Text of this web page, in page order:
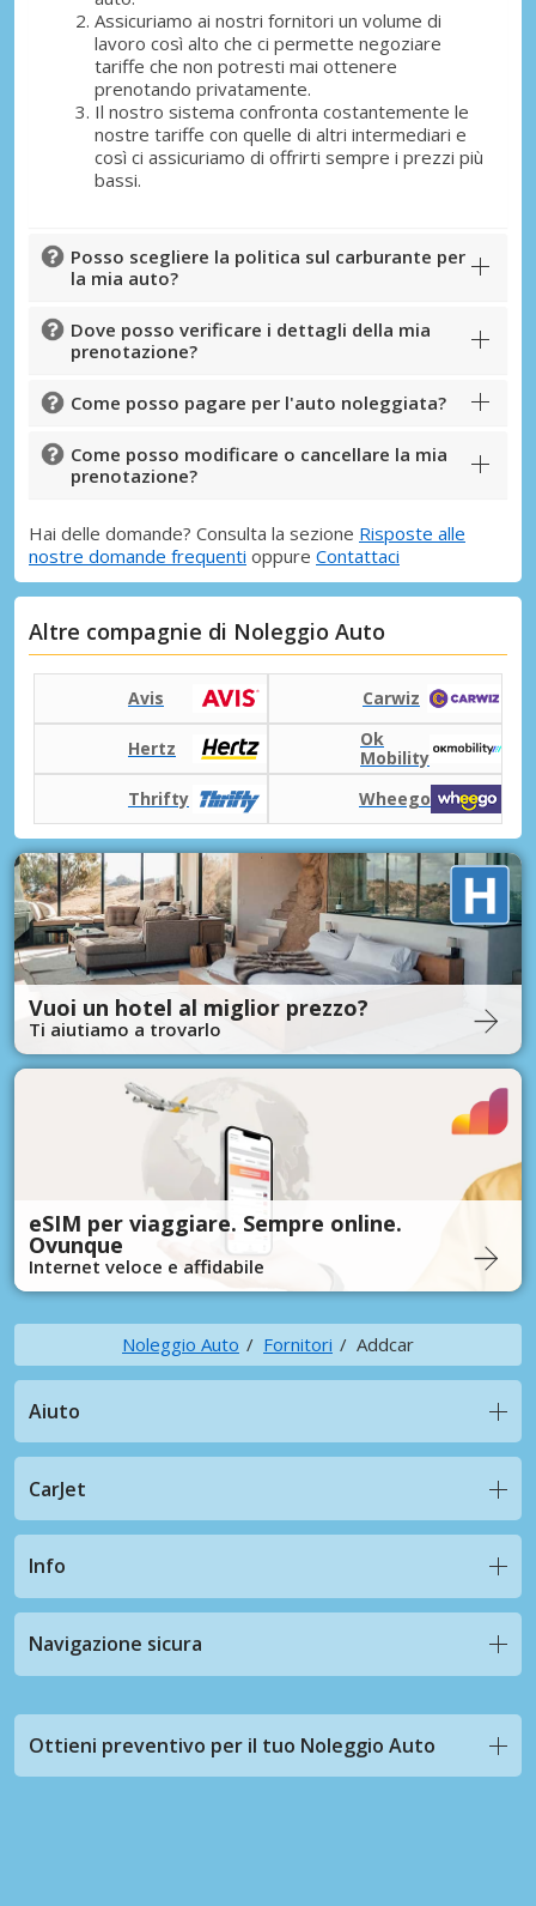
Assicuriamo ai nostri fornitori un volume di
lavoro così alto che ci permette negoziare
tariffe che non potresti mai ottenere
prenotando privatamente.
Il nostro sistema confronta costantemente le
nostre tariffe con quelle di altri intermediari e
così ci assicuriamo di offrirti sempre i prezzi più
bassi.
Posso scegliere la politica sul carburante per
la mia auto?
Dove posso verificare i dettagli della mia
prenotazione?
Come posso pagare per l'auto noleggiata?
Come posso modificare o cancellare la mia
prenotazione?
Hai delle domande? Consulta la sezione Risposte alle
nostre domande frequenti oppure Contattaci
Altre compagnie di Noleggio Auto
Avis Carwiz
Hertz
Ok
Mobility
Thrifty
Wheego
Vuoi un hotel al miglior prezzo?
Ti aiutiamo a trovarlo
eSIM per viaggiare. Sempre online.
Ovunque
Internet veloce e affidabile
Noleggio Auto Fornitori Addcar
Aiuto
CarJet
Info
Navigazione sicura
Ottieni preventivo per il tuo Noleggio Auto